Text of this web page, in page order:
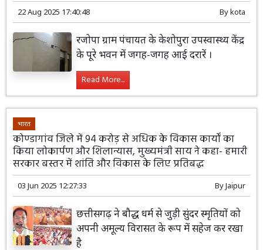
22 Aug 2025 17:40:48 Bykota
रजोपा ग्राम पंचायत के केशोपुरा उपस्वास्थ्य केंद्र
के पूरे भवन में जगह-जगह आई दरारें ।
Read More...
भारत
कोण्डागांव जिले में 94 करोड़ से अधिक के विकास कार्यों का
किया लोकार्पण और शिलान्यास, मुख्यमंत्री साय ने कहा- हमारी
सरकार बस्तर में शांति और विकास के लिए प्रतिबद्ध
03 Jun 2025 12:27:33 ByJaipur
छत्तीसगढ़ ने बौद्ध धर्म से जुड़ी सुंदर स्मृतियों को
अपनी अमूल्य विरासत के रूप में सहेज कर रखा
है